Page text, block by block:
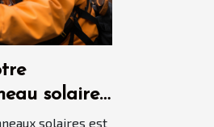
solaire
solaires est